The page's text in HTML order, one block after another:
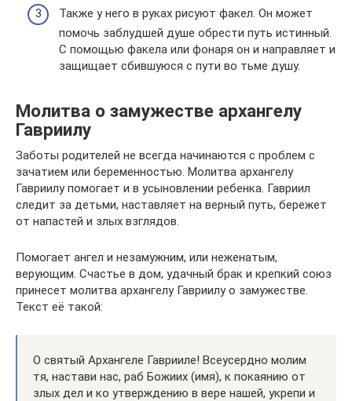
Также у него в руках рисуют факел. Он может
помочь заблудшей душе обрести путь истинный.
С помощью факела или фонаря он и направляет и
защищает сбившуюся с пути во тьме душу.
Молитва о замужестве архангелу
Гавриилу
Заботы родителей не всегда начинаются с проблем с
зачатием или беременностью. Молитва архангелу
Гавриилу помогает и в усыновлении ребенка. Гавриил
следит за детьми, наставляет на верный путь, бережет
от напастей и злых взглядов.
Помогает ангел и незамужним, или неженатым,
верующим. Счастье в дом, удачный брак и крепкий союз
принесет молитва архангелу Гавриилу о замужестве.
Текст её такой:
О святый Архангеле Гаврииле! Всеусердно молим
тя, настави нас, раб Божиих (имя), к покаянию от
злых дел и ко утверждению в вере нашей, укрепи и